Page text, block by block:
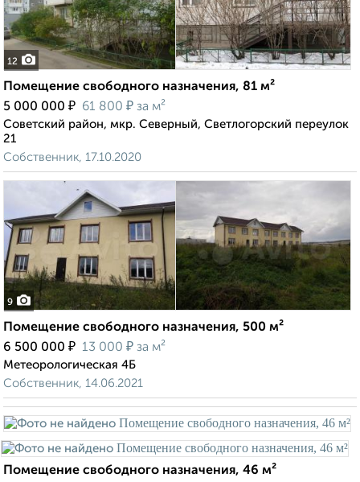
12
Помещение свободного назначения, 81 м²
5 000 000 ₽ 61 800 ₽ за м²
Советский район, мкр. Северный, Светлогорский переулок
21
Собственник, 17.10.2020
9
Помещение свободного назначения, 500 м²
6 500 000 ₽ 13 000 ₽ за м²
Метеорологическая 4Б
Собственник, 14.06.2021
Помещение свободного назначения, 46 м²